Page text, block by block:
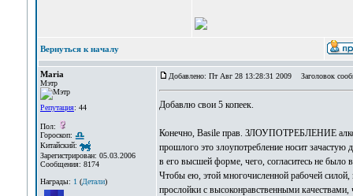
Вернуться к началу
Maria
Мэтр
Репутация: 44
Пол:
Гороскоп:
Китайский:
Зарегистрирован: 05.03.2006
Сообщения: 8174
Награды: 1 (Детали)
Добавлено: Пт Авг 28 13:28:31 2009 Заголовок
Добавлю свои 5 копеек.
Конечно, Basile прав. ЗЛОУПОТРЕБЛЕНИЕ
прошлого это злоупотребление носит
в его высшей форме, чего, согласитесь не
Чтобы ею, этой многочисленной рабочей
прослойки с высоконравственными